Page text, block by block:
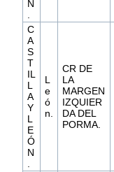
N
C
A
S
T
IL
L
A
Y
L
E
Ó
N
L
e
ó
n.
CR DE
LA
MARGEN
IZQUIER
DA DEL
PORMA.